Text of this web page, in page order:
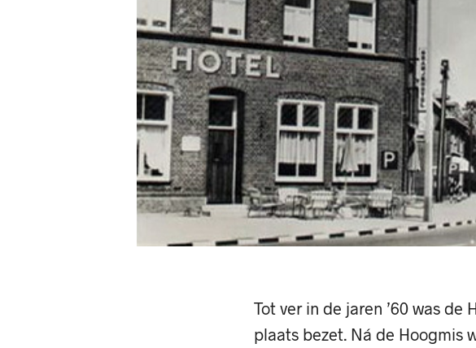
Tot ver in de jaren ’60 was
plaats bezet. Ná de Hoogmis